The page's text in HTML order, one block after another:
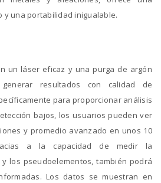
y una portabilidad inigualable.
un láser eficaz y una purga de argón
resultados con calidad de
para proporcionar análisis
bajos, los usuarios pueden ver
y promedio avanzado en unos 10
a la capacidad de medir la
los pseudoelementos, también podrá
Los datos se muestran en